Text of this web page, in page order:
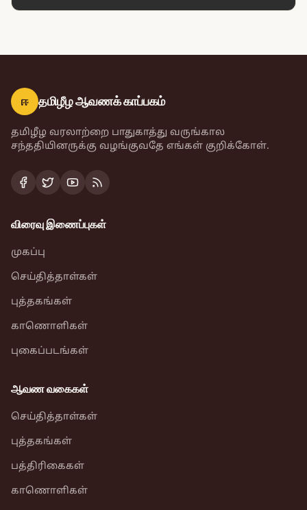
ஈ தமிழீழ ஆவணக் காப்பகம்
தமிழீழ வரலாற்றை பாதுகாத்து வருங்கால
சந்ததியினருக்கு வழங்குவதே எங்கள் குறிக்கோள்.
விரைவு இணைப்புகள்
முகப்பு
செய்தித்தாள்கள்
புத்தகங்கள்
காணொளிகள்
புகைப்படங்கள்
ஆவண வகைகள்
செய்தித்தாள்கள்
புத்தகங்கள்
பத்திரிகைகள்
காணொளிகள்